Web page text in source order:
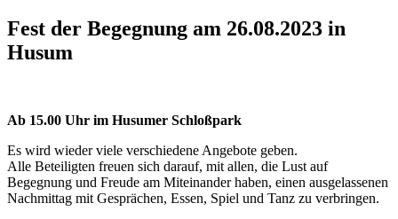
Fest der Begegnung am 26.08.2023 in
Husum
Ab 15.00 Uhr im Husumer Schloßpark
Es wird wieder viele verschiedene Angebote geben.
Alle Beteiligten freuen sich darauf, mit allen, die Lust auf
Begegnung und Freude am Miteinander haben, einen ausgelassenen
Nachmittag mit Gesprächen, Essen, Spiel und Tanz zu verbringen.